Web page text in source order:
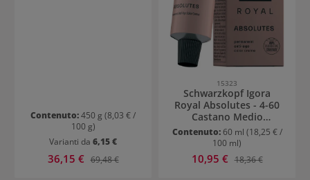
Contenuto:450 g (8,03 € /
100 g)
Varianti da 6,15 €
Prezzo di vendita:
36,15 € Prezzo normale:
69,48 €
15323
Schwarzkopf Igora
Royal Absolutes - 4-60
Castano Medio
Cioccolato Naturale
Contenuto: 60 ml (18,25 € /
100 ml)
Prezzo di vendita:
10,95 € Prezzo normale:
18,36 €